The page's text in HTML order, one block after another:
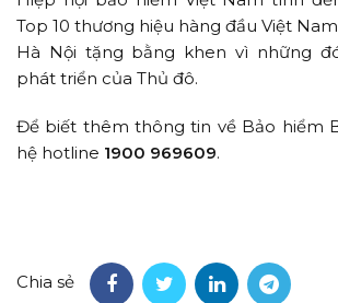
Top 10 thương hiệu hàng đầu Việt
Hà Nội tặng bằng khen vì những
phát triển của Thủ đô.
Để biết thêm thông tin về Bảo hiểm
hệ hotline 1900 969609.
Chia sẻ